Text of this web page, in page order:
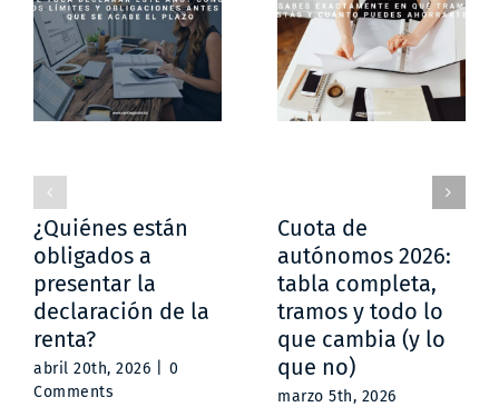
¿Quiénes están
obligados a
presentar la
declaración de la
renta?
abril 20th, 2026
0
Comments
Cuota de
autónomos 2026:
tabla completa,
tramos y todo lo
que cambia (y lo
que no)
marzo 5th, 2026